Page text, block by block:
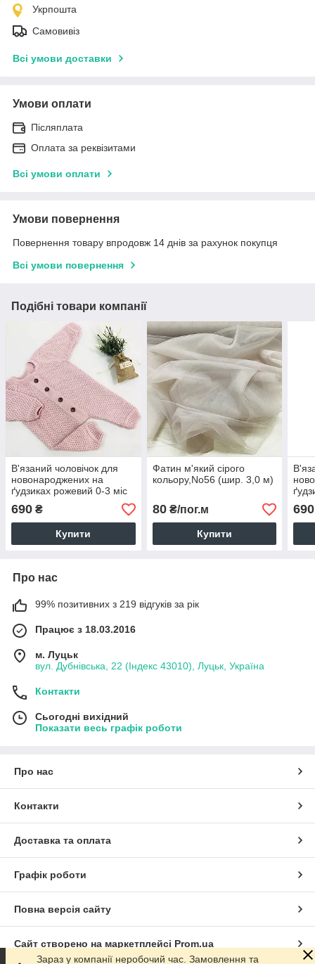
Укрпошта
Самовивіз
Всі умови доставки
Умови оплати
Післяплата
Оплата за реквізитами
Всі умови оплати
Умови повернення
Повернення товару впродовж 14 днів за рахунок покупця
Всі умови повернення
Подібні товари компанії
В'язаний чоловічок для
новонароджених на
ґудзиках рожевий 0-3 міс
(56 см), 3-6 міс (62 см),6-9
міс (68 см), 9-12 м (74 см)
690 ₴
Купити
Фатин м'який сірого
кольору,No56 (шир. 3,0 м)
80₴/пог.м
Купити
см)
690
Про нас
99% позитивних з 219 відгуків за рік
Працює з 18.03.2016
м. Луцьк
вул. Дубнівська, 22 (Індекс 43010), Луцьк, Україна
Контакти
Сьогодні вихідний
Показати весь графік роботи
Про нас
Контакти
Доставка та оплата
Графік роботи
Повна версія сайту
Сайт створено на маркетплейсі Prom.ua
Зараз у компанії неробочий час. Замовлення та